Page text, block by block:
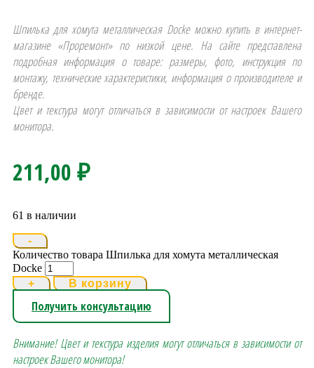
Шпилька для хомута металлическая Docke можно купить в интернет-
магазине «Проремонт» по низкой цене. На сайте представлена
подробная информация о товаре: размеры, фото, инструкция по
монтажу, технические характеристики, информация о производителе и
бренде.
Цвет и текстура могут отличаться в зависимости от настроек Вашего
монитора.
211,00 ₽
61 в наличии
-
Количество товара Шпилька для хомута металлическая
Docke
+
В корзину
Получить консультацию
Внимание! Цвет и текстура изделия могут отличаться в зависимости от
настроек Вашего монитора!